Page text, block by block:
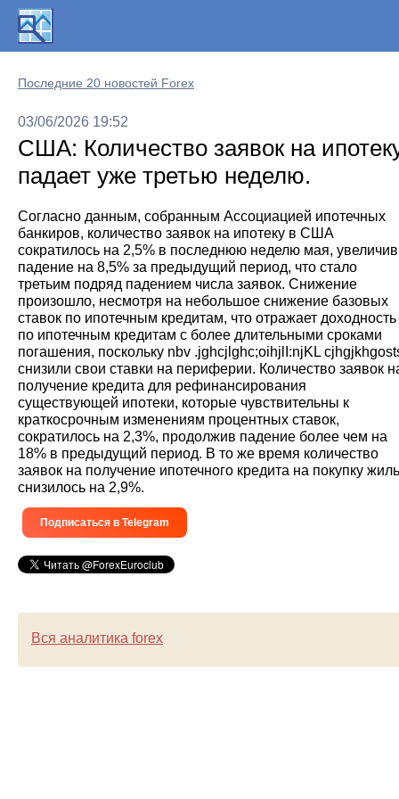
Последние 20 новостей Forex
03/06/2026 19:52
США: Количество заявок на
падает уже третью неделю.
Согласно данным, собранным Ассоциацией ипотечных
банкиров, количество заявок на ипотеку в США
сократилось на 2,5% в последнюю неделю мая, увеличив
падение на 8,5% за предыдущий период, что стало
третьим подряд падением числа заявок. Снижение
произошло, несмотря на небольшое снижение базовых
ставок по ипотечным кредитам, что отражает доходность
по ипотечным кредитам с более длительными сроками
погашения, поскольку nbv .jghcjlghc;oihjlI:njKL
снизили свои ставки на периферии. Количество заявок
получение кредита для рефинансирования
существующей ипотеки, которые чувствительны к
краткосрочным изменениям процентных ставок,
сократилось на 2,3%, продолжив падение более чем на
18% в предыдущий период. В то же время количество
заявок на получение ипотечного кредита на покупку
снизилось на 2,9%.
Подписаться в Telegram
Вся аналитика forex